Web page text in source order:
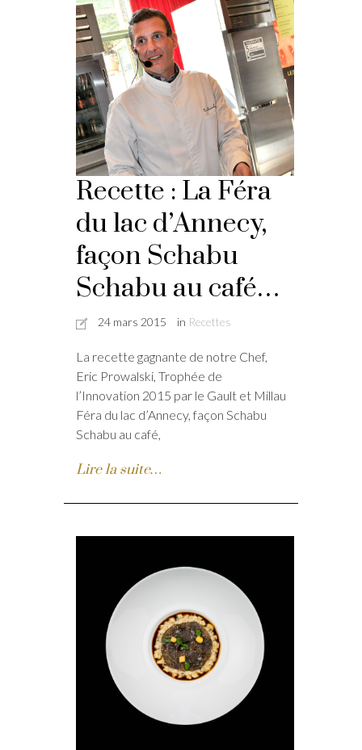
Recette : La Féra
du lac d’Annecy,
façon Schabu
Schabu au café…
24 mars 2015 in Recettes
La recette gagnante de notre Chef,
Eric Prowalski, Trophée de
l’Innovation 2015 par le Gault et Millau
Féra du lac d’Annecy, façon Schabu
Schabu au café,
Lire la suite…